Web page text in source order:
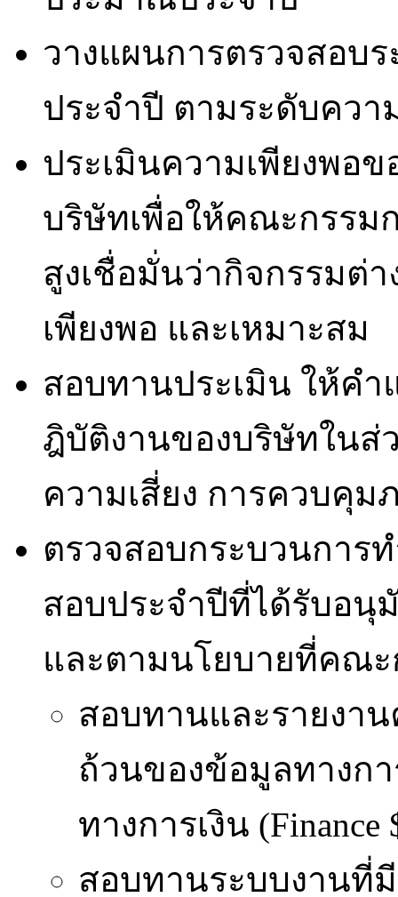
วางแผนการตรวจสอบ
ประจำปี ตามระดับควา
ประเมินความเพียงพอ
บริษัทเพื่อให้คณะกรรม
สูงเชื่อมั่นว่ากิจกรรมต่
เพียงพอ และเหมาะสม
สอบทานประเมิน ให้คำ
ฎิบัติงานของบริษัทในส่
ความเสี่ยง การควบคุ
ตรวจสอบกระบวนการ
สอบประจำปีที่ได้รับอนุ
และตามนโยบายที่คณ
สอบทานและรายงา
ถ้วนของข้อมูลทางก
ทางการเงิน (Finance
สอบทานระบบงานที่